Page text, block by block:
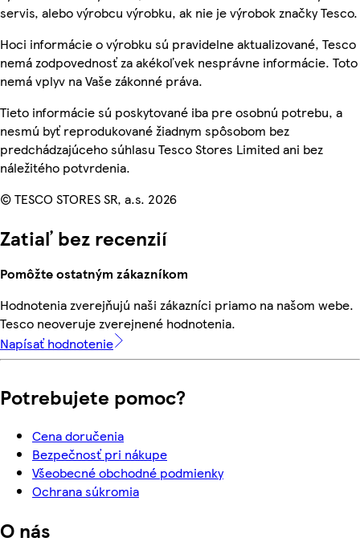
servis, alebo výrobcu výrobku, ak nie je výrobok značky Tesco.
Hoci informácie o výrobku sú pravidelne aktualizované, Tesco
nemá zodpovednosť za akékoľvek nesprávne informácie. Toto
nemá vplyv na Vaše zákonné práva.
Tieto informácie sú poskytované iba pre osobnú potrebu, a
nesmú byť reprodukované žiadnym spôsobom bez
predchádzajúceho súhlasu Tesco Stores Limited ani bez
náležitého potvrdenia.
© TESCO STORES SR, a.s. 2026
Zatiaľ bez recenzií
Pomôžte ostatným zákazníkom
Hodnotenia zverejňujú naši zákazníci priamo na našom webe.
Tesco neoveruje zverejnené hodnotenia.
Napísať hodnotenie
Potrebujete pomoc?
Cena doručenia
Bezpečnosť pri nákupe
Všeobecné obchodné podmienky
Ochrana súkromia
O nás